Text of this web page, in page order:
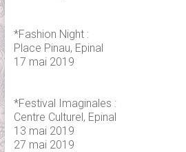
*Fashion Night :
Place Pinau, Epinal
17 mai 2019
*Festival Imaginales :
Centre Culturel, Epinal
13 mai 2019
27 mai 2019